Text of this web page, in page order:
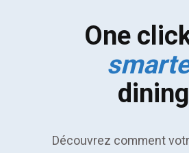
One
dining
Découvrez comment